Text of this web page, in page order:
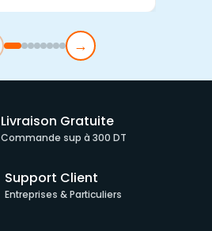
→
Livraison Gratuite
Commande sup à 300 DT
Support Client
Entreprises & Particuliers